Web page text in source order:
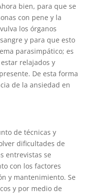
bien, para que se
con pene y la
los órganos
y para que esto
parasimpático; es
relajados y
De esta forma
de la ansiedad en
de técnicas y
dificultades de
entrevistas se
con los factores
y mantenimiento. Se
y por medio de